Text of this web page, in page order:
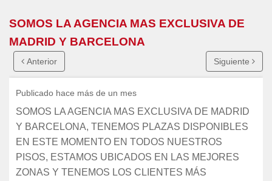
SOMOS LA AGENCIA MAS EXCLUSIVA DE
MADRID Y BARCELONA
Anterior Siguiente
Publicado hace más de un mes
SOMOS LA AGENCIA MAS EXCLUSIVA DE MADRID
Y BARCELONA, TENEMOS PLAZAS DISPONIBLES
EN ESTE MOMENTO EN TODOS NUESTROS
PISOS, ESTAMOS UBICADOS EN LAS MEJORES
ZONAS Y TENEMOS LOS CLIENTES MÁS